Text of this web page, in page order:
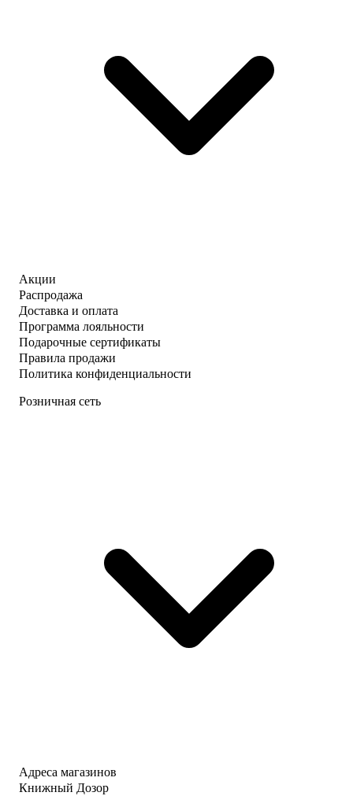
Акции
Распродажа
Доставка и оплата
Программа лояльности
Подарочные сертификаты
Правила продажи
Политика конфиденциальности
Розничная сеть
Адреса магазинов
Книжный Дозор